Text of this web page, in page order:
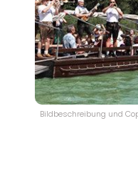
Bildbeschreibung und